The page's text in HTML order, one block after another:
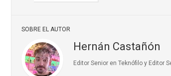
SOBRE EL AUTOR
Hernán Castañón
Editor Senior en Teknófilo y Editor